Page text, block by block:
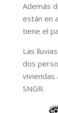
Además
están en
tiene el
Las
dos
viviendas
SNGR.